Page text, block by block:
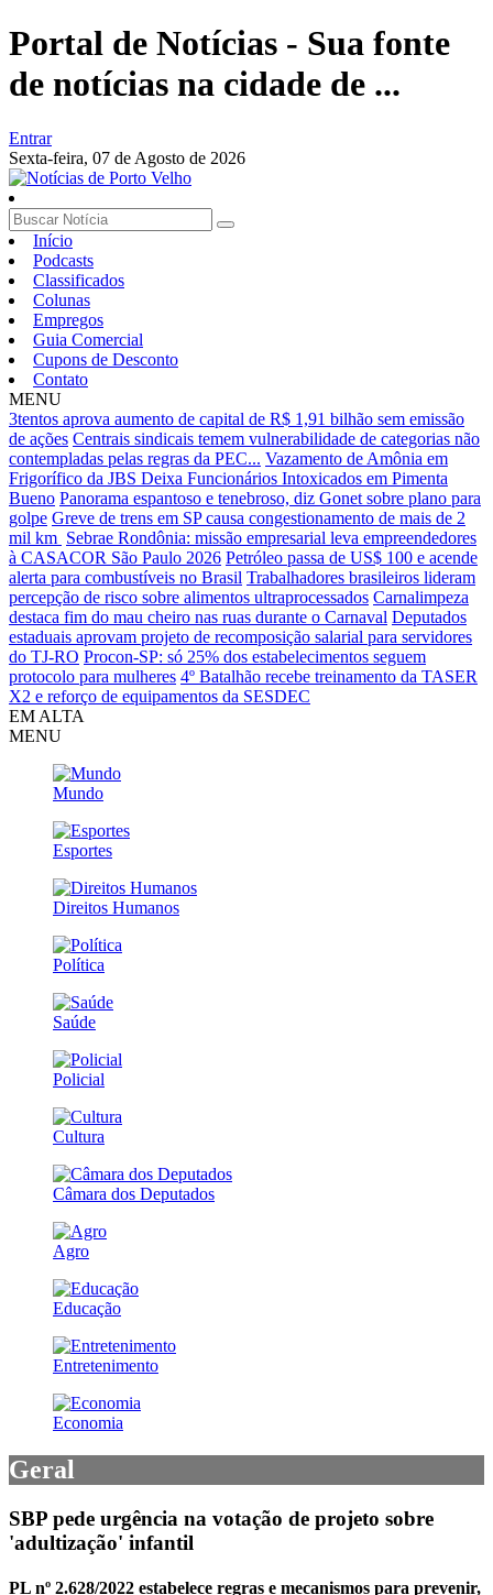
Portal de Notícias - Sua fonte
de notícias na cidade de ...
Entrar
Sexta-feira, 07 de Agosto de 2026
Início
Podcasts
Classificados
Colunas
Empregos
Guia Comercial
Cupons de Desconto
Contato
MENU
3tentos aprova aumento de capital de R$ 1,91 bilhão sem emissão
de ações Centrais sindicais temem vulnerabilidade de categorias não
contempladas pelas regras da PEC... Vazamento de Amônia em
Frigorífico da JBS Deixa Funcionários Intoxicados em Pimenta
Bueno Panorama espantoso e tenebroso, diz Gonet sobre plano para
golpe Greve de trens em SP causa congestionamento de mais de 2
mil km Sebrae Rondônia: missão empresarial leva empreendedores
à CASACOR São Paulo 2026 Petróleo passa de US$ 100 e acende
alerta para combustíveis no Brasil Trabalhadores brasileiros lideram
percepção de risco sobre alimentos ultraprocessados Carnalimpeza
destaca fim do mau cheiro nas ruas durante o Carnaval Deputados
estaduais aprovam projeto de recomposição salarial para servidores
do TJ-RO Procon-SP: só 25% dos estabelecimentos seguem
protocolo para mulheres 4º Batalhão recebe treinamento da TASER
X2 e reforço de equipamentos da SESDEC
EM ALTA
MENU
Mundo
Esportes
Direitos Humanos
Política
Saúde
Policial
Cultura
Câmara dos Deputados
Agro
Educação
Entretenimento
Economia
Geral
SBP pede urgência na votação de projeto sobre
'adultização' infantil
PL nº 2.628/2022 estabelece regras e mecanismos para prevenir,